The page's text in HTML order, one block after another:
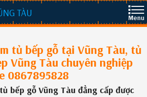
TÀU
tủ bếp gỗ tại Vũng Tàu, tủ
Vũng Tàu chuyên nghiệp
0867895828
bếp gỗ Vũng Tàu đẳng cấp được